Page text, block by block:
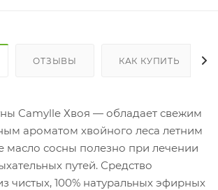
ОТЗЫВЫ КАК КУПИТЬ
Camylle Хвоя — обладает свежим
ароматом хвойного леса летним
масло сосны полезно при лечении
путей. Средство
чистых, 100% натуральных эфирных